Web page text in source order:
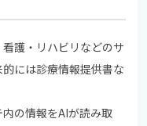
護・リハビリなどのサ
には診療情報提供書な
の情報をAIが読み取